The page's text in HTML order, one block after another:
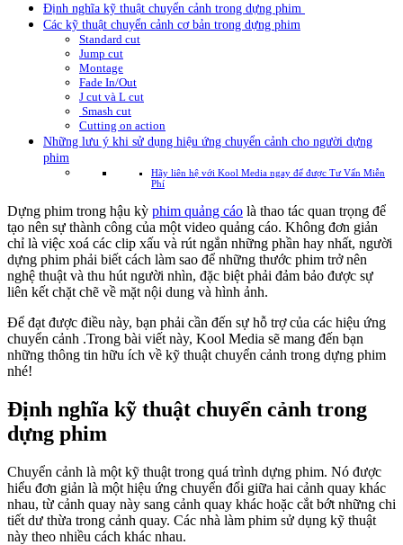
Định nghĩa kỹ thuật chuyển cảnh trong dựng phim
Các kỹ thuật chuyển cảnh cơ bản trong dựng phim
Standard cut
Jump cut
Montage
Fade In/Out
J cut và L cut
Smash cut
Cutting on action
Những lưu ý khi sử dụng hiệu ứng chuyển cảnh cho người dựng
phim
Hãy liên hệ với Kool Media ngay để được Tư Vấn Miễn
Phí
Dựng phim trong hậu kỳ phim quảng cáo là thao tác quan trọng để
tạo nên sự thành công của một video quảng cáo. Không đơn giản
chỉ là việc xoá các clip xấu và rút ngắn những phần hay nhất, người
dựng phim phải biết cách làm sao để những thước phim trở nên
nghệ thuật và thu hút người nhìn, đặc biệt phải đảm bảo được sự
liên kết chặt chẽ về mặt nội dung và hình ảnh.
Để đạt được điều này, bạn phải cần đến sự hỗ trợ của các hiệu ứng
chuyển cảnh .Trong bài viết này, Kool Media sẽ mang đến bạn
những thông tin hữu ích về kỹ thuật chuyển cảnh trong dựng phim
nhé!
Định nghĩa kỹ thuật chuyển cảnh trong
dựng phim
Chuyển cảnh là một kỹ thuật trong quá trình dựng phim. Nó được
hiểu đơn giản là một hiệu ứng chuyển đổi giữa hai cảnh quay khác
nhau, từ cảnh quay này sang cảnh quay khác hoặc cắt bớt những chi
tiết dư thừa trong cảnh quay. Các nhà làm phim sử dụng kỹ thuật
này theo nhiều cách khác nhau.